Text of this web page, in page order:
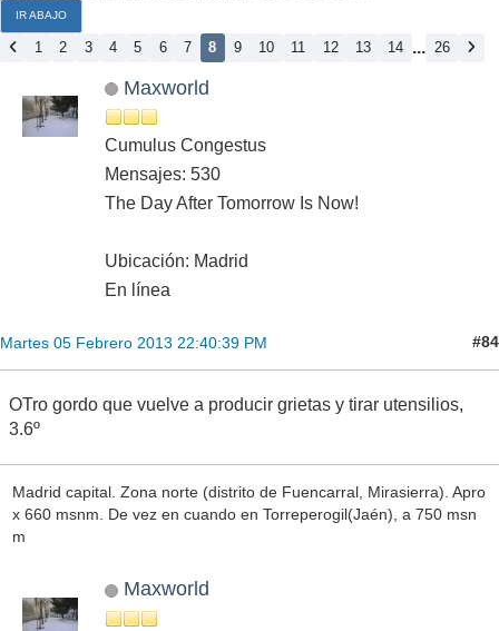
IR ABAJO
1 2 3 4 5 6 7 8 9 10 11 12 13 14 ... 26
Maxworld
Cumulus Congestus
Mensajes: 530
The Day After Tomorrow Is Now!
Ubicación: Madrid
En línea
Martes 05 Febrero 2013 22:40:39 PM #84
OTro gordo que vuelve a producir grietas y tirar utensilios,
3.6º
Madrid capital. Zona norte (distrito de Fuencarral, Mirasierra). Apro
x 660 msnm. De vez en cuando en Torreperogil(Jaén), a 750 msn
m
Maxworld